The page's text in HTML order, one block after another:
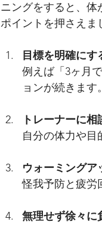
ニングをすると、
ポイントを押さえま
目標を明確にす
例えば「3ヶ月
ョンが続きます。
トレーナーに相
自分の体力や目
ウォーミングア
怪我予防と疲労
無理せず徐々に